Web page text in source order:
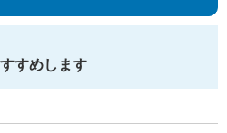
すめします